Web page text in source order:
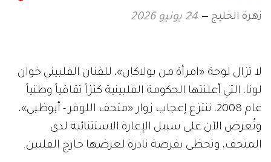
زهرة الخليج 24 يونيو 2026
لا تزال لوحة «امرأة من بولاكان»، للفنان الفلبيني خوان
لونا، التي أعلنتها الحكومة الفلبينية كنزاً ثقافياً وطنياً
عام 2008، تنتزع إعجاب زوار «متحف اللوفر - أبوظبي»،
وتُعرض الآن على سبيل الإعارة الاستثنائية لدى
المتحف، وتحظى بفرصة نادرة لعرضها خارج الفلبين.